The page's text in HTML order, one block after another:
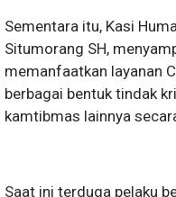
Sementara itu, Kasi
Situmorang SH,
memanfaatkan layanan
berbagai bentuk tindak
kamtibmas lainnya
Saat ini terduga pelaku